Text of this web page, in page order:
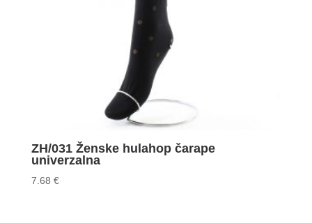
ZH/031 Ženske hulahop čarape
univerzalna
7.68 €